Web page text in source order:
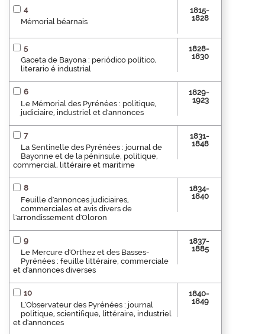
4
Mémorial béarnais
1815-
1828
5
Gaceta de Bayona : periódico político,
literario é industrial
1828-
1830
6
Le Mémorial des Pyrénées : politique,
judiciaire, industriel et d'annonces
1829-
1923
7
La Sentinelle des Pyrénées : journal de
Bayonne et de la péninsule, politique,
commercial, littéraire et maritime
1831-
1848
8
Feuille d'annonces judiciaires,
commerciales et avis divers de
l'arrondissement d'Oloron
1834-
1840
9
Le Mercure d'Orthez et des Basses-
Pyrénées : feuille littéraire, commerciale
et d'annonces diverses
1837-
1885
10
L'Observateur des Pyrénées : journal
politique, scientifique, littéraire, industriel
et d'annonces
1840-
1849